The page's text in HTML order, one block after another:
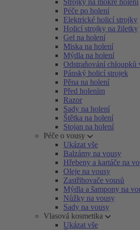
Strojky na mokré holení
Péče po holení
Elektrické holicí strojky
Holicí strojky na žiletky
Gel na holení
Miska na holení
Mýdla na holení
Odstraňování chloupků
Pánský holicí strojek
Pěna na holení
Před holením
Razor
Sady na holení
Štětka na holení
Stojan na holení
Péče o vousy
Ukázat vše
Balzámy na vousy
Hřebeny a kartáče na
Oleje na vousy
Zastřihovače vousů
Mýdla a šampony na
Nůžky na vousy
Sady na vousy
Vlasová kosmetika
Ukázat vše